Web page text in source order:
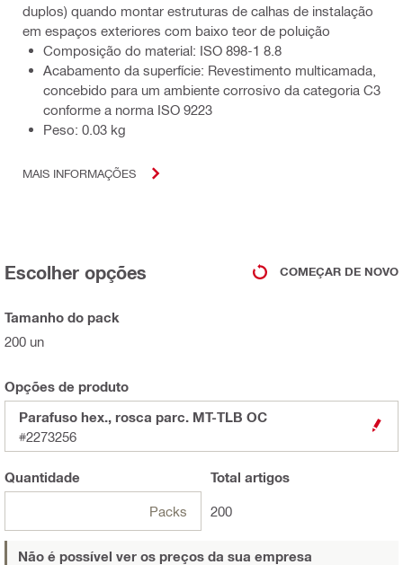
duplos) quando montar estruturas de calhas de instalação
em espaços exteriores com baixo teor de poluição
Composição do material: ISO 898-1 8.8
Acabamento da superfície: Revestimento multicamada,
concebido para um ambiente corrosivo da categoria C3
conforme a norma ISO 9223
Peso: 0.03 kg
MAIS INFORMAÇÕES
Escolher opções COMEÇAR DE NOVO
Tamanho do pack
200 un
Opções de produto
Parafuso hex., rosca parc. MT-TLB OC
#2273256
Quantidade
Packs
Total artigos
200
Não é possível ver os preços da sua empresa